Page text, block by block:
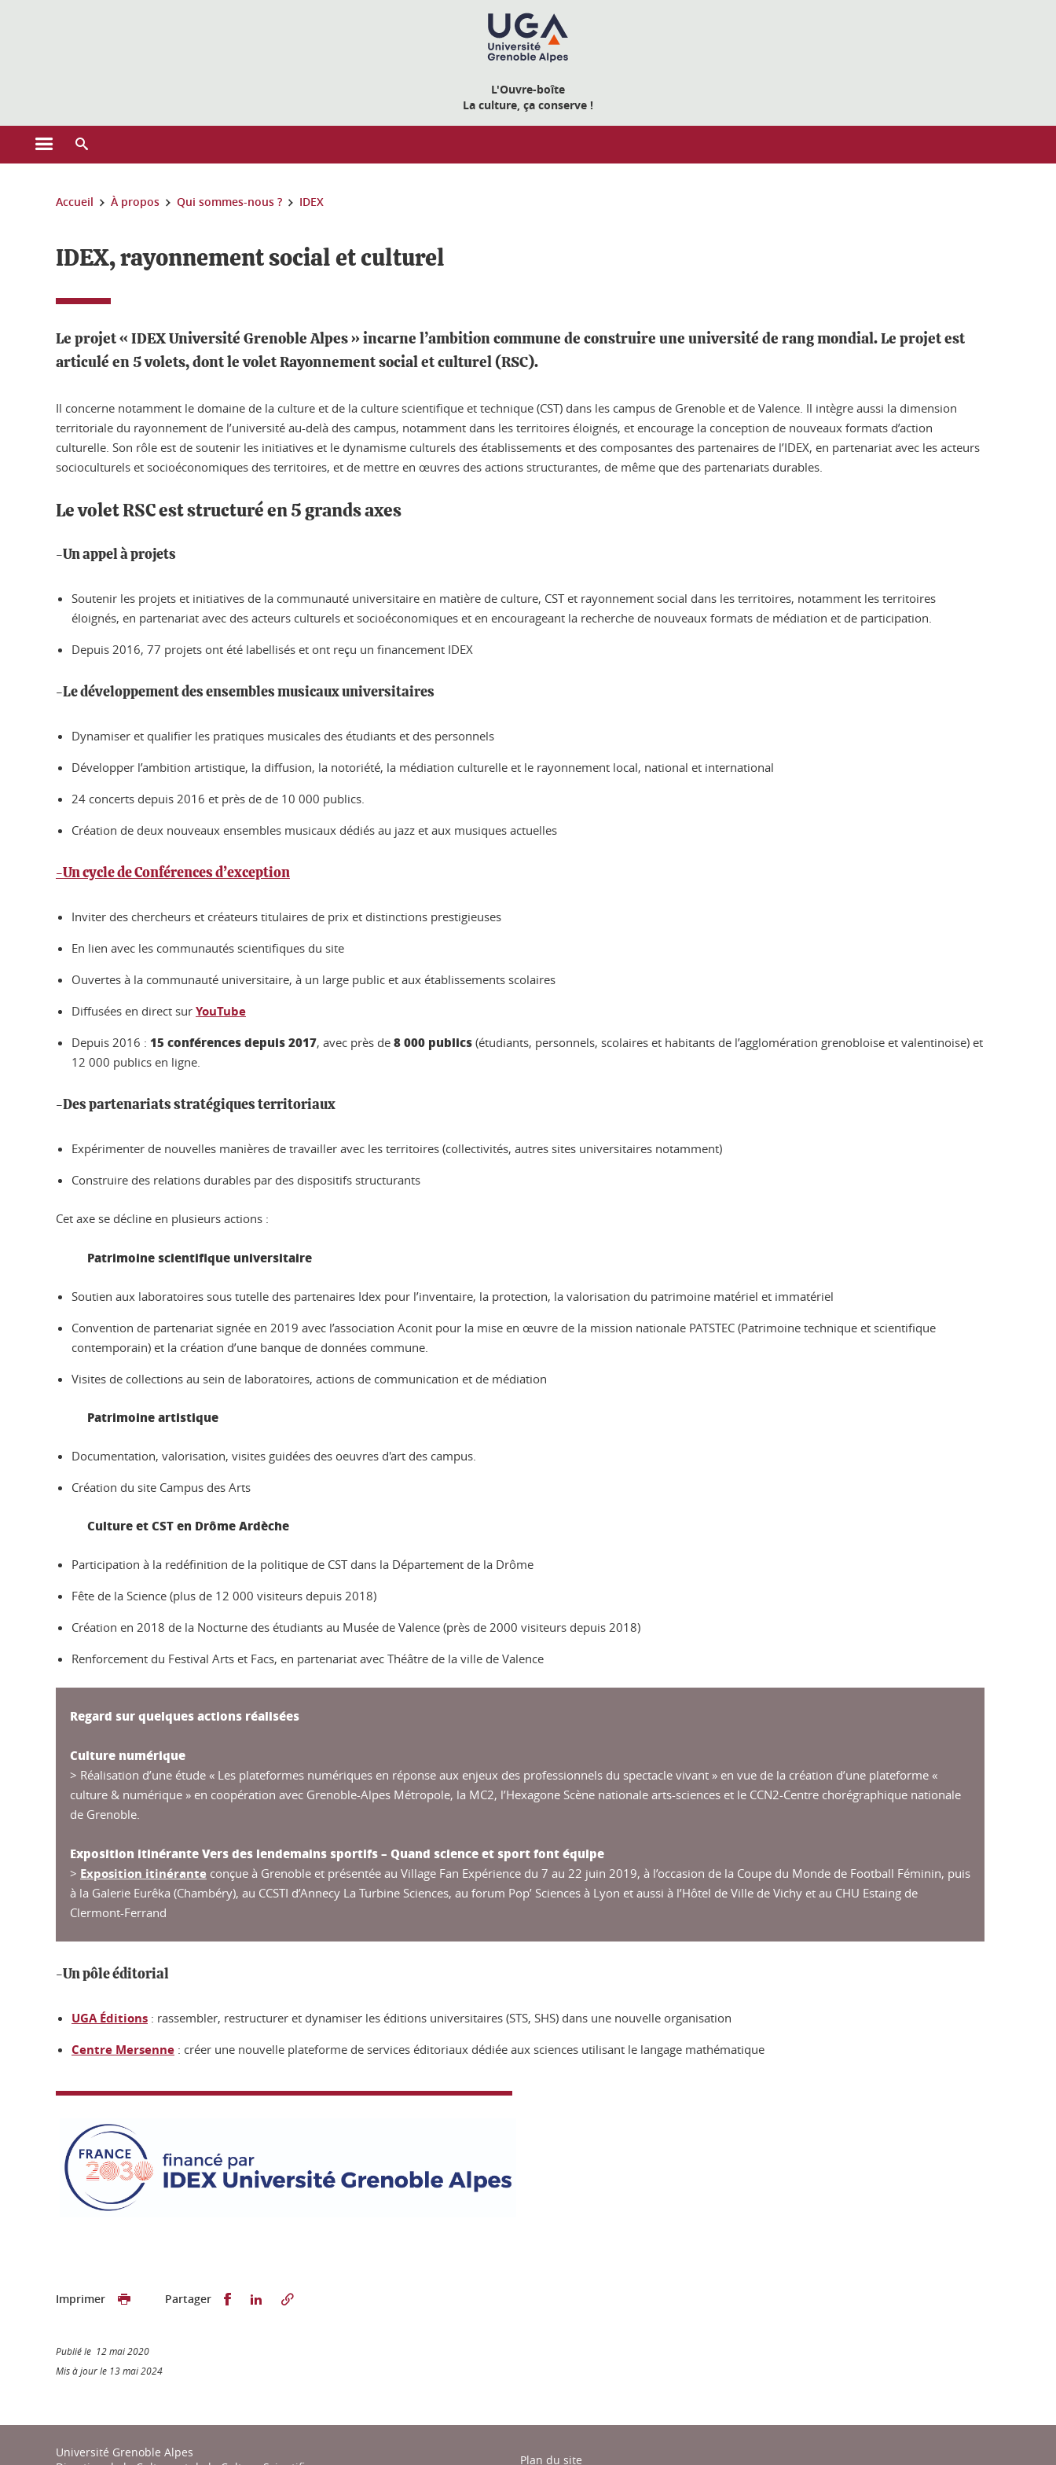
L'Ouvre-boîte
La culture, ça conserve !
Ouvrir le menu principal
Vous êtes ici :
Accueil À propos Qui sommes-nous ? IDEX
IDEX, rayonnement social et culturel
Le projet « IDEX Université Grenoble Alpes » incarne l’ambition commune de construire une université de rang mondial. Le projet est
articulé en 5 volets, dont le volet Rayonnement social et culturel (RSC).
Il concerne notamment le domaine de la culture et de la culture scientifique et technique (CST) dans les campus de Grenoble et de Valence. Il intègre aussi la dimension
territoriale du rayonnement de l’université au-delà des campus, notamment dans les territoires éloignés, et encourage la conception de nouveaux formats d’action
culturelle. Son rôle est de soutenir les initiatives et le dynamisme culturels des établissements et des composantes des partenaires de l’IDEX, en partenariat avec les acteurs
socioculturels et socioéconomiques des territoires, et de mettre en œuvres des actions structurantes, de même que des partenariats durables.
Le volet RSC est structuré en 5 grands axes
-Un appel à projets
Soutenir les projets et initiatives de la communauté universitaire en matière de culture, CST et rayonnement social dans les territoires, notamment les territoires
éloignés, en partenariat avec des acteurs culturels et socioéconomiques et en encourageant la recherche de nouveaux formats de médiation et de participation.
Depuis 2016, 77 projets ont été labellisés et ont reçu un financement IDEX
-Le développement des ensembles musicaux universitaires
Dynamiser et qualifier les pratiques musicales des étudiants et des personnels
Développer l’ambition artistique, la diffusion, la notoriété, la médiation culturelle et le rayonnement local, national et international
24 concerts depuis 2016 et près de de 10 000 publics.
Création de deux nouveaux ensembles musicaux dédiés au jazz et aux musiques actuelles
-Un cycle de Conférences d’exception
Inviter des chercheurs et créateurs titulaires de prix et distinctions prestigieuses
En lien avec les communautés scientifiques du site
Ouvertes à la communauté universitaire, à un large public et aux établissements scolaires
Diffusées en direct sur YouTube
Depuis 2016 : 15 conférences depuis 2017, avec près de 8 000 publics (étudiants, personnels, scolaires et habitants de l’agglomération grenobloise et valentinoise) et
12 000 publics en ligne.
-Des partenariats stratégiques territoriaux
Expérimenter de nouvelles manières de travailler avec les territoires (collectivités, autres sites universitaires notamment)
Construire des relations durables par des dispositifs structurants
Cet axe se décline en plusieurs actions :
Patrimoine scientifique universitaire
Soutien aux laboratoires sous tutelle des partenaires Idex pour l’inventaire, la protection, la valorisation du patrimoine matériel et immatériel
Convention de partenariat signée en 2019 avec l’association Aconit pour la mise en œuvre de la mission nationale PATSTEC (Patrimoine technique et scientifique
contemporain) et la création d’une banque de données commune.
Visites de collections au sein de laboratoires, actions de communication et de médiation
Patrimoine artistique
Documentation, valorisation, visites guidées des oeuvres d'art des campus.
Création du site Campus des Arts
Culture et CST en Drôme Ardèche
Participation à la redéfinition de la politique de CST dans la Département de la Drôme
Fête de la Science (plus de 12 000 visiteurs depuis 2018)
Création en 2018 de la Nocturne des étudiants au Musée de Valence (près de 2000 visiteurs depuis 2018)
Renforcement du Festival Arts et Facs, en partenariat avec Théâtre de la ville de Valence
Regard sur quelques actions réalisées
Culture numérique
> Réalisation d’une étude « Les plateformes numériques en réponse aux enjeux des professionnels du spectacle vivant » en vue de la création d’une plateforme «
culture & numérique » en coopération avec Grenoble-Alpes Métropole, la MC2, l’Hexagone Scène nationale arts-sciences et le CCN2-Centre chorégraphique nationale
de Grenoble.
Exposition itinérante Vers des lendemains sportifs – Quand science et sport font équipe
> Exposition itinérante conçue à Grenoble et présentée au Village Fan Expérience du 7 au 22 juin 2019, à l’occasion de la Coupe du Monde de Football Féminin, puis
à la Galerie Eurêka (Chambéry), au CCSTI d’Annecy La Turbine Sciences, au forum Pop’ Sciences à Lyon et aussi à l’Hôtel de Ville de Vichy et au CHU Estaing de
Clermont-Ferrand
-Un pôle éditorial
UGA Éditions : rassembler, restructurer et dynamiser les éditions universitaires (STS, SHS) dans une nouvelle organisation
Centre Mersenne : créer une nouvelle plateforme de services éditoriaux dédiée aux sciences utilisant le langage mathématique
Imprimer Partager Partager sur Facebook
Partager sur LinkedIn
Publié le 12 mai 2020
Mis à jour le 13 mai 2024
Université Grenoble Alpes
Plan du site